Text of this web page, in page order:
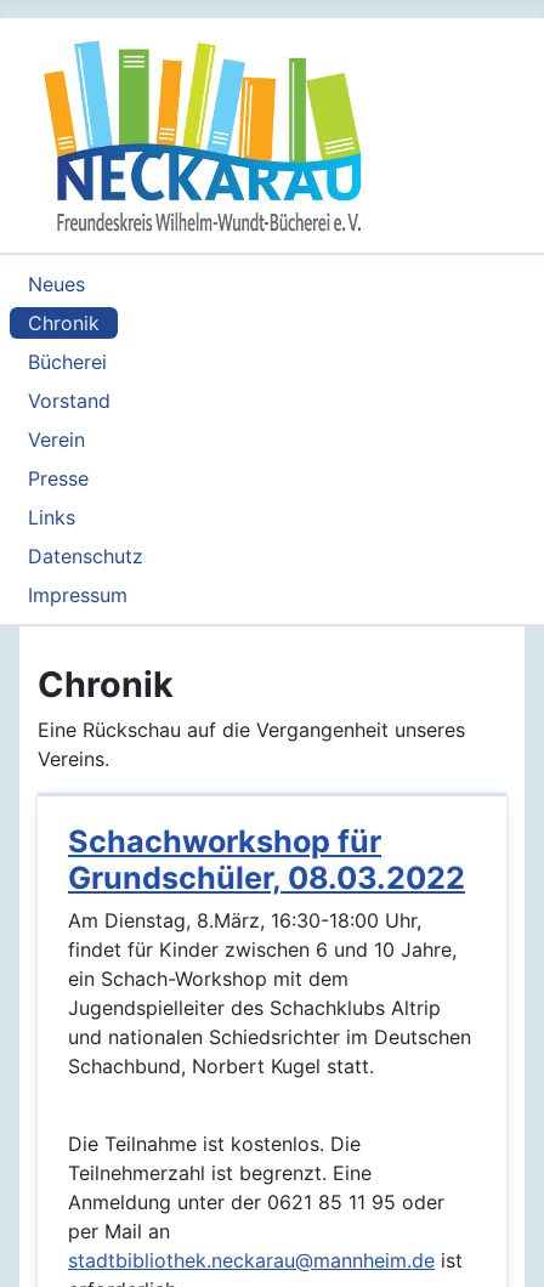
Neues
Chronik
Bücherei
Vorstand
Verein
Presse
Links
Datenschutz
Impressum
Chronik
Eine Rückschau auf die Vergangenheit unseres
Vereins.
Schachworkshop für
Grundschüler, 08.03.2022
Am Dienstag, 8.März, 16:30-18:00 Uhr,
findet für Kinder zwischen 6 und 10 Jahre,
ein Schach-Workshop mit dem
Jugendspielleiter des Schachklubs Altrip
und nationalen Schiedsrichter im Deutschen
Schachbund, Norbert Kugel statt.
Die Teilnahme ist kostenlos. Die
Teilnehmerzahl ist begrenzt. Eine
Anmeldung unter der 0621 85 11 95 oder
per Mail an
stadtbibliothek.neckarau@mannheim.de ist